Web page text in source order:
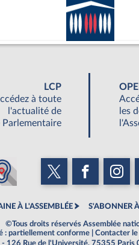
LCP
à toute
l'actualité de
Parlementaire
les
À L'ASSEMBLÉE S'ABONNER
©Tous droits réservés Assemblée
: partiellement conforme Contacter
- 126 Rue de l'Université, 75355